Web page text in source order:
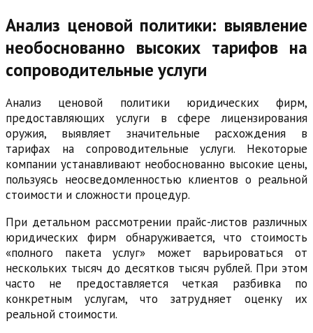
Анализ ценовой политики: выявление
необоснованно высоких тарифов на
сопроводительные услуги
Анализ ценовой политики юридических фирм,
предоставляющих услуги в сфере лицензирования
оружия, выявляет значительные расхождения в
тарифах на сопроводительные услуги. Некоторые
компании устанавливают необоснованно высокие цены,
пользуясь неосведомленностью клиентов о реальной
стоимости и сложности процедур.
При детальном рассмотрении прайс-листов различных
юридических фирм обнаруживается, что стоимость
«полного пакета услуг» может варьироваться от
нескольких тысяч до десятков тысяч рублей. При этом
часто не предоставляется четкая разбивка по
конкретным услугам, что затрудняет оценку их
реальной стоимости.